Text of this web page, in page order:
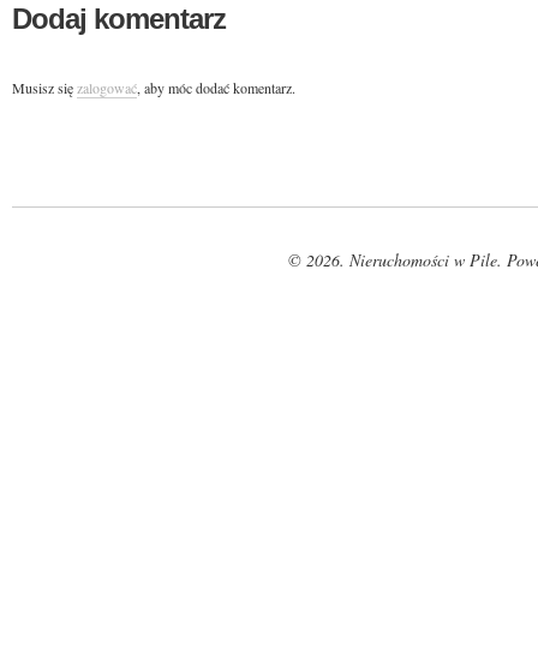
Dodaj komentarz
Musisz sięzalogować, aby móc dodać komentarz.
© 2026. Nieruchomości w Pile.